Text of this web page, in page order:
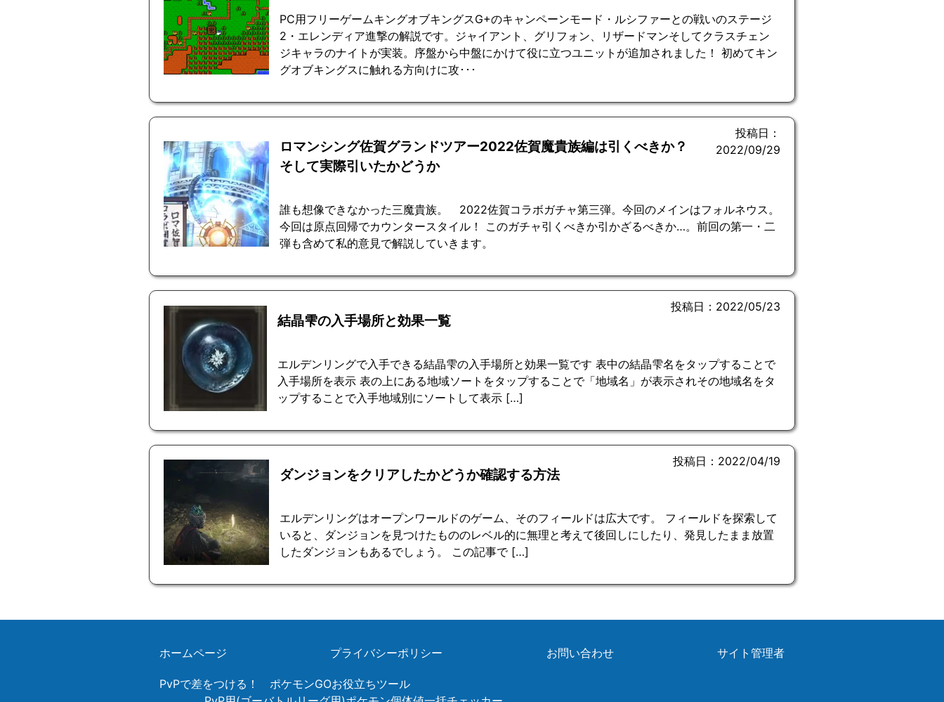
PC用フリーゲームキングオブキングスG+のキャンペーンモード・ルシファーとの戦いのステージ
2・エレンディア進撃の解説です。ジャイアント、グリフォン、リザードマンそしてクラスチェン
ジキャラのナイトが実装。序盤から中盤にかけて役に立つユニットが追加されました！ 初めてキン
グオブキングスに触れる方向けに攻･･･
ロマンシング佐賀グランドツアー2022佐賀魔貴族編は引くべきか？
そして実際引いたかどうか
投稿日：
2022/09/29
誰も想像できなかった三魔貴族。 2022佐賀コラボガチャ第三弾。今回のメインはフォルネウス。
今回は原点回帰でカウンタースタイル！ このガチャ引くべきか引かざるべきか…。前回の第一・二
弾も含めて私的意見で解説していきます。
結晶雫の入手場所と効果一覧
投稿日：2022/05/23
エルデンリングで入手できる結晶雫の入手場所と効果一覧です 表中の結晶雫名をタップすることで
入手場所を表示 表の上にある地域ソートをタップすることで「地域名」が表示されその地域名をタ
ップすることで入手地域別にソートして表示 […]
ダンジョンをクリアしたかどうか確認する方法
投稿日：2022/04/19
エルデンリングはオープンワールドのゲーム、そのフィールドは広大です。 フィールドを探索して
いると、ダンジョンを見つけたもののレベル的に無理と考えて後回しにしたり、発見したまま放置
したダンジョンもあるでしょう。 この記事で […]
ホームページ プライバシーポリシー お問い合わせ サイト管理者
PvPで差をつける！ ポケモンGOお役立ちツール